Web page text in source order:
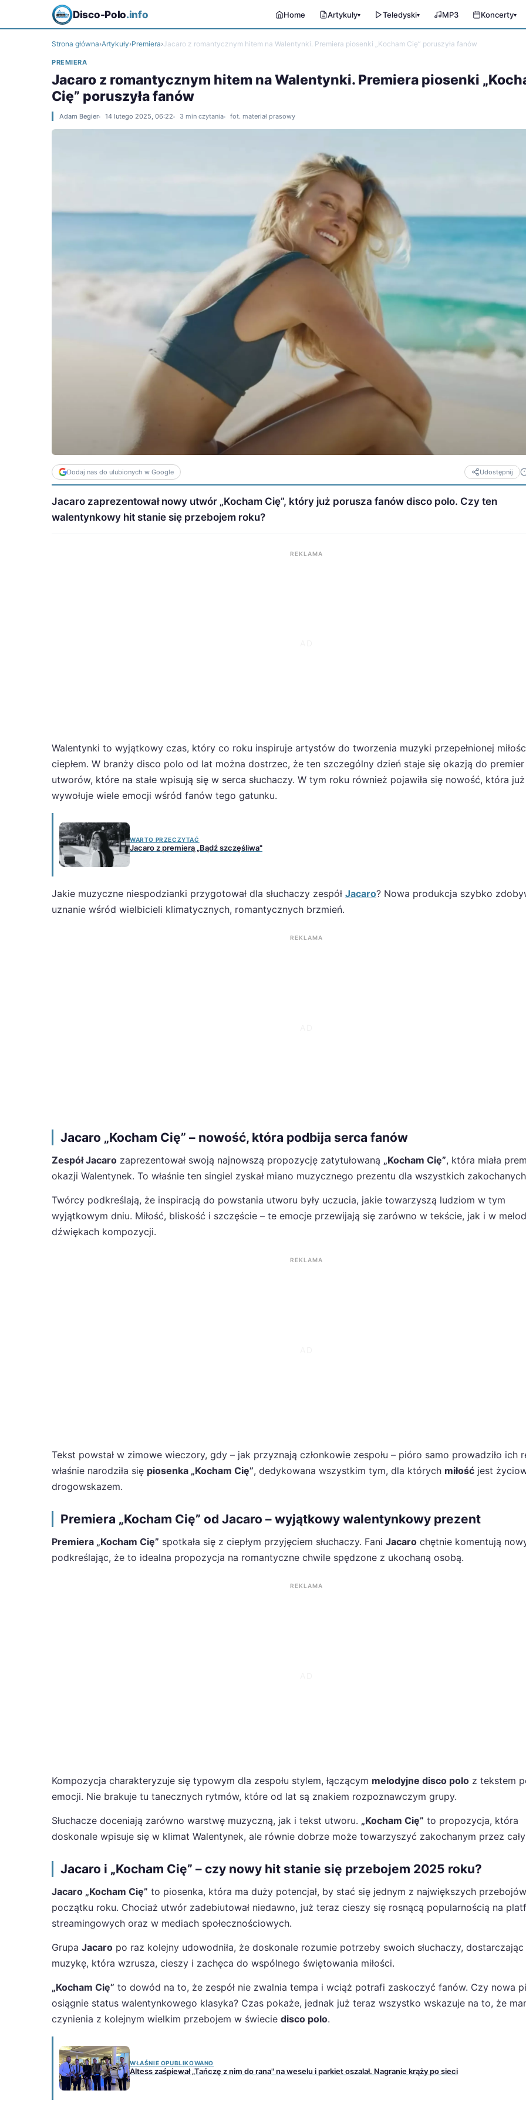
Disco-Polo.info Home Artykuły▾ Teledyski▾ MP3 Koncerty▾
Strona główna›Artykuły›Premiera›Jacaro z romantycznym hitem na Walentynki. Premiera piosenki „Kocham Cię” poruszyła fanów
PREMIERA
Jacaro z romantycznym hitem na Walentynki. Premiera piosenki
Cię” poruszyła fanów
Adam Begier 14 lutego 2025, 06:22 3 min czytania fot. materiał prasowy
Dodaj nas do ulubionych w Google Udostępnij
Jacaro zaprezentował nowy utwór „Kocham Cię”, który już porusza fanów disco polo. Czy ten
walentynkowy hit stanie się przebojem roku?
REKLAMA
Walentynki to wyjątkowy czas, który co roku inspiruje artystów do tworzenia muzyki przepełnionej
ciepłem. W branży disco polo od lat można dostrzec, że ten szczególny dzień staje się okazją do premier
utworów, które na stałe wpisują się w serca słuchaczy. W tym roku również pojawiła się nowość, która
wywołuje wiele emocji wśród fanów tego gatunku.
WARTO PRZECZYTAĆ
Jacaro z premierą „Bądź szczęśliwa"
Jakie muzyczne niespodzianki przygotował dla słuchaczy zespół Jacaro? Nowa produkcja szybko
uznanie wśród wielbicieli klimatycznych, romantycznych brzmień.
REKLAMA
Jacaro „Kocham Cię” – nowość, która podbija serca fanów
Zespół Jacaro zaprezentował swoją najnowszą propozycję zatytułowaną „Kocham Cię”, która miała
okazji Walentynek. To właśnie ten singiel zyskał miano muzycznego prezentu dla wszystkich
Twórcy podkreślają, że inspiracją do powstania utworu były uczucia, jakie towarzyszą ludziom w tym
wyjątkowym dniu. Miłość, bliskość i szczęście – te emocje przewijają się zarówno w tekście, jak i w
dźwiękach kompozycji.
REKLAMA
Tekst powstał w zimowe wieczory, gdy – jak przyznają członkowie zespołu – pióro samo prowadziło ich
właśnie narodziła się piosenka „Kocham Cię”, dedykowana wszystkim tym, dla których miłość jest
drogowskazem.
Premiera „Kocham Cię” od Jacaro – wyjątkowy walentynkowy prezent
Premiera „Kocham Cię” spotkała się z ciepłym przyjęciem słuchaczy. Fani Jacaro chętnie komentują
podkreślając, że to idealna propozycja na romantyczne chwile spędzone z ukochaną osobą.
REKLAMA
Kompozycja charakteryzuje się typowym dla zespołu stylem, łączącym melodyjne disco polo z tekstem
emocji. Nie brakuje tu tanecznych rytmów, które od lat są znakiem rozpoznawczym grupy.
Słuchacze doceniają zarówno warstwę muzyczną, jak i tekst utworu. „Kocham Cię” to propozycja, która
doskonale wpisuje się w klimat Walentynek, ale równie dobrze może towarzyszyć zakochanym przez
Jacaro i „Kocham Cię” – czy nowy hit stanie się przebojem 2025 roku?
Jacaro „Kocham Cię” to piosenka, która ma duży potencjał, by stać się jednym z największych przebojów
początku roku. Chociaż utwór zadebiutował niedawno, już teraz cieszy się rosnącą popularnością na
streamingowych oraz w mediach społecznościowych.
Grupa Jacaro po raz kolejny udowodniła, że doskonale rozumie potrzeby swoich słuchaczy, dostarczając
muzykę, która wzrusza, cieszy i zachęca do wspólnego świętowania miłości.
„Kocham Cię” to dowód na to, że zespół nie zwalnia tempa i wciąż potrafi zaskoczyć fanów. Czy nowa
osiągnie status walentynkowego klasyka? Czas pokaże, jednak już teraz wszystko wskazuje na to, że
czynienia z kolejnym wielkim przebojem w świecie disco polo.
WŁAŚNIE OPUBLIKOWANO
Altess zaśpiewał „Tańczę z nim do rana" na weselu i parkiet oszalał. Nagranie krąży po sieci